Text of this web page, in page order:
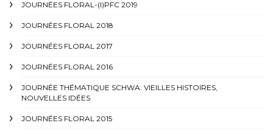
JOURNÉES FLORAL-(I)PFC 2019
JOURNÉES FLORAL 2018
JOURNÉES FLORAL 2017
JOURNÉES FLORAL 2016
JOURNÉE THÉMATIQUE SCHWA: VIEILLES HISTOIRES,
NOUVELLES IDÉES
JOURNÉES FLORAL 2015